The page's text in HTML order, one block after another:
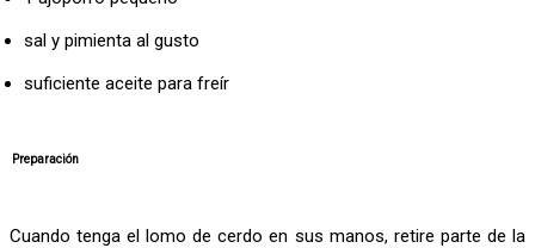
sal y pimienta al gusto
suficiente aceite para freír
Preparación
Cuando tenga el lomo de cerdo en sus manos, retire parte de la